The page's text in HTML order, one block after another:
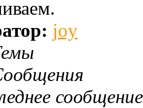
joy
сообщение